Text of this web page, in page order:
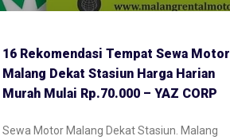
16 Rekomendasi Tempat Sewa Motor
Malang Dekat Stasiun Harga Harian
Murah Mulai Rp.70.000 – YAZ CORP
Sewa Motor Malang Dekat Stasiun. Malang